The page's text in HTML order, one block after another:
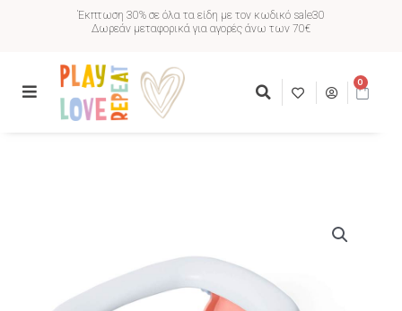
Έκπτωση 30% σε όλα τα είδη με τον κωδικό sale30
Δωρεάν μεταφορικά για αγορές άνω των 70€
0